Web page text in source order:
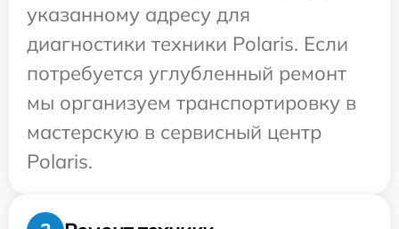
указанному адресу для
диагностики техники Polaris. Если
потребуется углубленный ремонт
мы организуем транспортировку в
мастерскую в сервисный центр
Polaris.